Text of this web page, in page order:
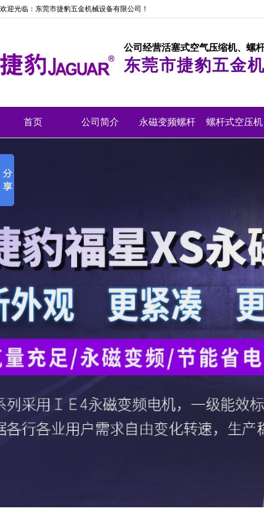
欢迎光临：东莞市捷豹五金机械设备有限公司！
公司经营活塞式空气压缩机、螺
东莞市捷豹五金
首页 公司简介 永磁变频螺杆 螺杆式空压机